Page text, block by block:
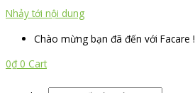
Nhảy tới nội dung
Chào mừng bạn đã đến với Facare !
0₫ 0 Cart